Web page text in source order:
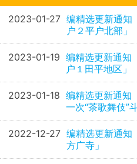
2023-01-27 编精选更新通知
户２平户北部」
2023-01-19 编精选更新通知
户１田平地区」
2023-01-18 编精选更新通知
一次“茶歌舞伎”
2022-12-27 编精选更新通知
方广寺」